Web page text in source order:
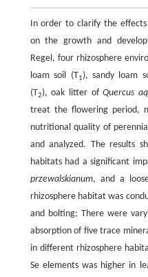
In order to clarify the
on the growth and
Regel, four rhizosphere
loam soil (T1), sandy loam
(T2), oak litter ofQuercus
treat the flowering period,
nutritional quality of
and analyzed. The results
habitats had a significant
przewalskianum, and a
rhizosphere habitat was
and bolting; There were
absorption of five trace
in different rhizosphere
Se elements was higher in